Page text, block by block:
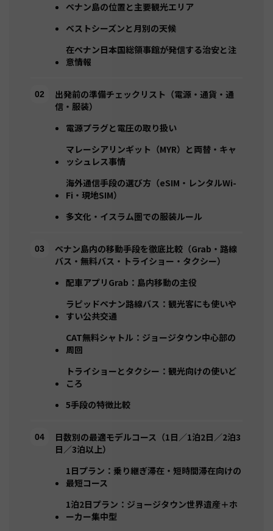
ペナン島の位置と主要観光エリア
ベストシーズンと月別の天候
在ペナン日本国総領事館が発信する治安と注
意情報
出発前の準備チェックリスト（電源・通貨・通
信・服装）
電源プラグと電圧の取り扱い
マレーシアリンギット（MYR）と両替・キャ
ッシュレス事情
海外通信手段の選び方（eSIM・レンタルWi-
Fi・現地SIM）
多文化・イスラム圏での服装ルール
ペナン島内の移動手段を徹底比較（Grab・路線
バス・無料バス・トライショー・タクシー）
配車アプリGrab：島内移動の主役
ラピッドペナン路線バス：観光客にも使いや
すい公共交通
CAT無料シャトル：ジョージタウン中心部の
周回
トライショーとタクシー：観光向けの使いど
ころ
5手段の特徴比較
日数別の最適モデルコース（1日／1泊2日／2泊3
日／3泊以上）
1日プラン：乗り継ぎ滞在・短時間滞在向けの
最短コース
1泊2日プラン：ジョージタウン世界遺産＋ホ
ーカー集中型